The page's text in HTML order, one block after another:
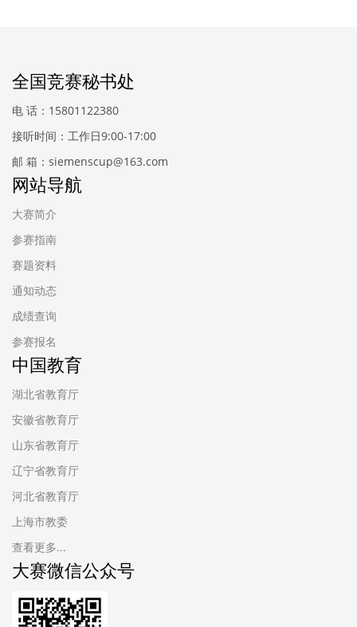
全国竞赛秘书处
电 话：15801122380
接听时间：工作日9:00-17:00
邮 箱：siemenscup@163.com
网站导航
大赛简介
参赛指南
赛题资料
通知动态
成绩查询
参赛报名
中国教育
湖北省教育厅
安徽省教育厅
山东省教育厅
辽宁省教育厅
河北省教育厅
上海市教委
查看更多...
大赛微信公众号